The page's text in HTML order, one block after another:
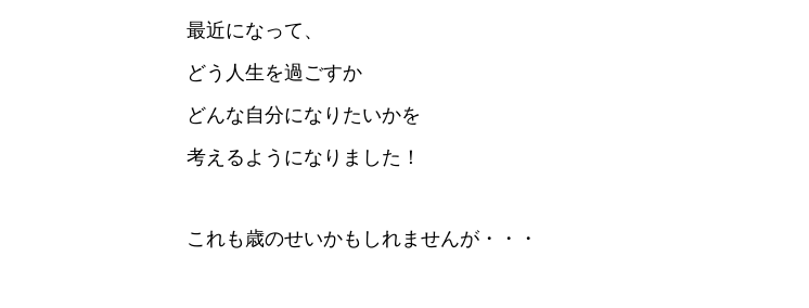
最近になって、
どう人生を過ごすか
どんな自分になりたいかを
考えるようになりました！
これも歳のせいかもしれませんが・・・